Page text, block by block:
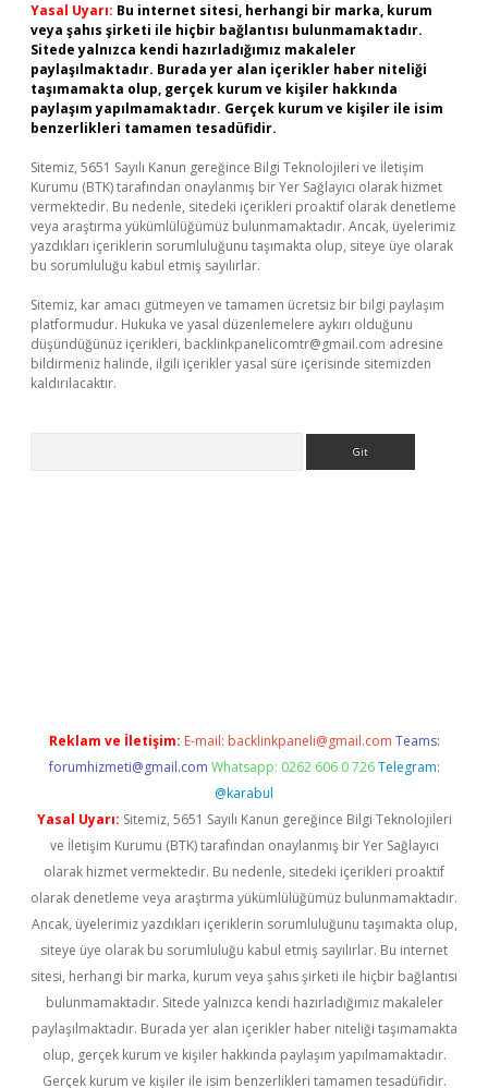
Yasal Uyarı: Bu internet sitesi, herhangi bir marka, kurum
veya şahıs şirketi ile hiçbir bağlantısı bulunmamaktadır.
Sitede yalnızca kendi hazırladığımız makaleler
paylaşılmaktadır. Burada yer alan içerikler haber niteliği
taşımamakta olup, gerçek kurum ve kişiler hakkında
paylaşım yapılmamaktadır. Gerçek kurum ve kişiler ile isim
benzerlikleri tamamen tesadüfidir.
Sitemiz, 5651 Sayılı Kanun gereğince Bilgi Teknolojileri ve İletişim
Kurumu (BTK) tarafından onaylanmış bir Yer Sağlayıcı olarak hizmet
vermektedir. Bu nedenle, sitedeki içerikleri proaktif olarak denetleme
veya araştırma yükümlülüğümüz bulunmamaktadır. Ancak, üyelerimiz
yazdıkları içeriklerin sorumluluğunu taşımakta olup, siteye üye olarak
bu sorumluluğu kabul etmiş sayılırlar.
Sitemiz, kar amacı gütmeyen ve tamamen ücretsiz bir bilgi paylaşım
platformudur. Hukuka ve yasal düzenlemelere aykırı olduğunu
düşündüğünüz içerikleri, backlinkpanelicomtr@gmail.com adresine
bildirmeniz halinde, ilgili içerikler yasal süre içerisinde sitemizden
kaldırılacaktır.
Reklam ve İletişim: E-mail: backlinkpaneli@gmail.com Teams:
forumhizmeti@gmail.com Whatsapp: 0262 606 0 726 Telegram:
@karabul
Yasal Uyarı: Sitemiz, 5651 Sayılı Kanun gereğince Bilgi Teknolojileri
ve İletişim Kurumu (BTK) tarafından onaylanmış bir Yer Sağlayıcı
olarak hizmet vermektedir. Bu nedenle, sitedeki içerikleri proaktif
olarak denetleme veya araştırma yükümlülüğümüz bulunmamaktadır.
Ancak, üyelerimiz yazdıkları içeriklerin sorumluluğunu taşımakta olup,
siteye üye olarak bu sorumluluğu kabul etmiş sayılırlar. Bu internet
sitesi, herhangi bir marka, kurum veya şahıs şirketi ile hiçbir bağlantısı
bulunmamaktadır. Sitede yalnızca kendi hazırladığımız makaleler
paylaşılmaktadır. Burada yer alan içerikler haber niteliği taşımamakta
olup, gerçek kurum ve kişiler hakkında paylaşım yapılmamaktadır.
Gerçek kurum ve kişiler ile isim benzerlikleri tamamen tesadüfidir.